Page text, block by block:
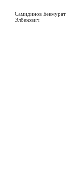
Самидинов Бекмурат
Элбекович